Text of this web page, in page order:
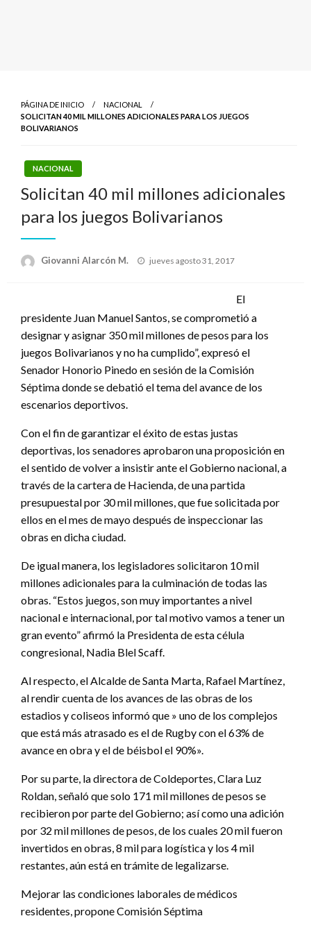
PÁGINA DE INICIO
NACIONAL
SOLICITAN 40 MIL MILLONES ADICIONALES PARA LOS JUEGOS
BOLIVARIANOS
NACIONAL
Solicitan 40 mil millones adicionales
para los juegos Bolivarianos
Giovanni Alarcón M.
Publicado
jueves agosto 31, 2017
El
presidente Juan Manuel Santos, se comprometió a
designar y asignar 350 mil millones de pesos para los
juegos Bolivarianos y no ha cumplido”, expresó el
Senador Honorio Pinedo en sesión de la Comisión
Séptima donde se debatió el tema del avance de los
escenarios deportivos.
Con el fin de garantizar el éxito de estas justas
deportivas, los senadores aprobaron una proposición en
el sentido de volver a insistir ante el Gobierno nacional, a
través de la cartera de Hacienda, de una partida
presupuestal por 30 mil millones, que fue solicitada por
ellos en el mes de mayo después de inspeccionar las
obras en dicha ciudad.
De igual manera, los legisladores solicitaron 10 mil
millones adicionales para la culminación de todas las
obras. “Estos juegos, son muy importantes a nivel
nacional e internacional, por tal motivo vamos a tener un
gran evento” afirmó la Presidenta de esta célula
congresional, Nadia Blel Scaff.
Al respecto, el Alcalde de Santa Marta, Rafael Martínez,
al rendir cuenta de los avances de las obras de los
estadios y coliseos informó que » uno de los complejos
que está más atrasado es el de Rugby con el 63% de
avance en obra y el de béisbol el 90%».
Por su parte, la directora de Coldeportes, Clara Luz
Roldan, señaló que solo 171 mil millones de pesos se
recibieron por parte del Gobierno; así como una adición
por 32 mil millones de pesos, de los cuales 20 mil fueron
invertidos en obras, 8 mil para logística y los 4 mil
restantes, aún está en trámite de legalizarse.
Mejorar las condiciones laborales de médicos
residentes, propone Comisión Séptima